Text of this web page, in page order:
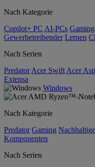
Nach Kategorie
Copilot+ PC AI-PCs Gaming
Gewerbetreibender Lernen
Nach Serien
Predator Acer Swift Acer
Extensa
Windows
Nach Kategorie
Predator Gaming
Komponenten
Nach Serien